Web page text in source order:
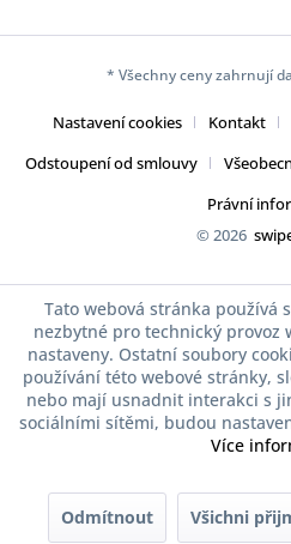
* Všechny ceny zahrnují
Nastavení cookies Kontakt
Odstoupení od smlouvy
Právní
© 2026
Tato webová stránka používá
nezbytné pro technický provoz
nastaveny. Ostatní soubory
používání této webové stránky,
nebo mají usnadnit interakci s
sociálními sítěmi, budou
Více
Odmítnout Všichni